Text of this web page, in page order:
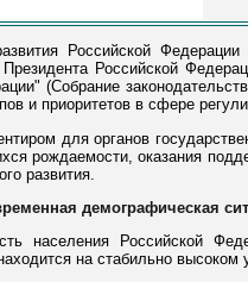
Российской
Президента Российской
(Собрание
и приоритетов в сфере
для органов
рождаемости, оказания
развития.
демографическая
населения Российской
на стабильно